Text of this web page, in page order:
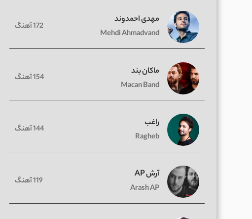
مهدی احمدوند
Mehdi Ahmadvand
172 آهنگ
ماکان بند
Macan Band
154 آهنگ
راغب
Ragheb
144 آهنگ
آرش AP
Arash AP
119 آهنگ